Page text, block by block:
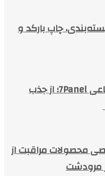
چاپ بارکد و
خدمات شبکه‌های اجتماعی 7Panel؛ از جذب
محصولات مراقبت از
مرودشت